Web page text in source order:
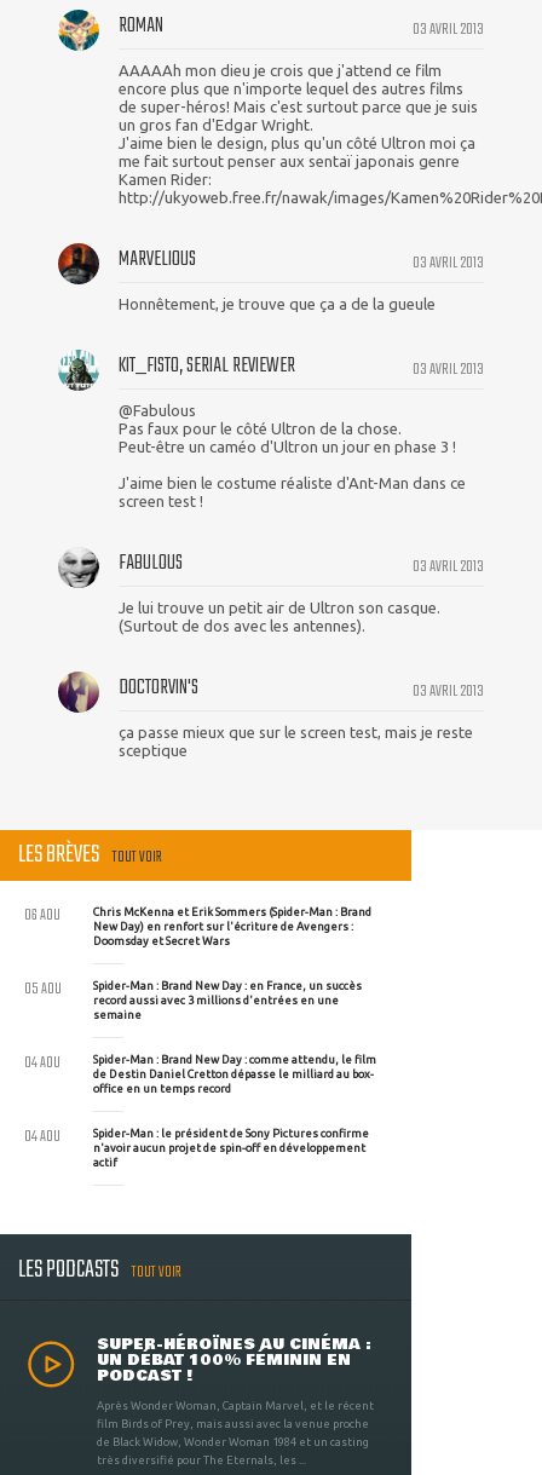
03 AVRIL 2013
ROMAN
AAAAAh mon dieu je crois que j'attend ce film
encore plus que n'importe lequel des autres films
de super-héros! Mais c'est surtout parce que je suis
un gros fan d'Edgar Wright.
J'aime bien le design, plus qu'un côté Ultron moi ça
me fait surtout penser aux sentaï japonais genre
Kamen Rider:
http://ukyoweb.free.fr/nawak/images/
03 AVRIL 2013
MARVELIOUS
Honnêtement, je trouve que ça a de la gueule
03 AVRIL 2013
KIT_FISTO, SERIAL REVIEWER
@Fabulous
Pas faux pour le côté Ultron de la chose.
Peut-être un caméo d'Ultron un jour en phase 3 !
J'aime bien le costume réaliste d'Ant-Man dans ce
screen test !
03 AVRIL 2013
FABULOUS
Je lui trouve un petit air de Ultron son casque.
(Surtout de dos avec les antennes).
03 AVRIL 2013
DOCTORVIN'S
ça passe mieux que sur le screen test, mais je reste
sceptique
LES BRÈVES TOUT VOIR
Chris McKenna et Erik Sommers (Spider-Man : Brand
New Day) en renfort sur l'écriture de Avengers :
Doomsday et Secret Wars
06 AOU
Spider-Man : Brand New Day : en France, un succès
record aussi avec 3 millions d'entrées en une
semaine
05 AOU
Spider-Man : Brand New Day : comme attendu, le film
de Destin Daniel Cretton dépasse le milliard au box-
office en un temps record
04 AOU
Spider-Man : le président de Sony Pictures confirme
n'avoir aucun projet de spin-off en développement
actif
04 AOU
LES PODCASTS TOUT VOIR
SUPER-HÉROÏNES AU CINÉMA :
UN DÉBAT 100% FÉMININ EN
PODCAST !
Après Wonder Woman, Captain Marvel, et le récent
film Birds of Prey, mais aussi avec la venue proche
de Black Widow, Wonder Woman 1984 et un casting
très diversifié pour The Eternals, les ...